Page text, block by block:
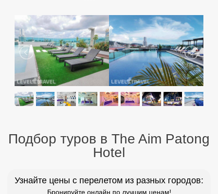
Подбор туров в The Aim Patong
Hotel
Узнайте цены с перелетом из разных городов:
Бронируйте онлайн по лучшим ценам!